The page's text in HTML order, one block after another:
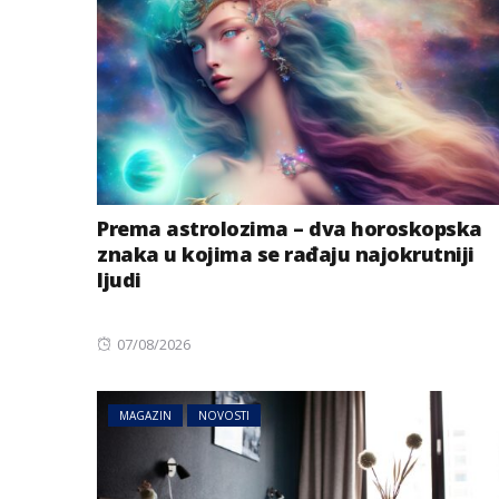
Prema astrolozima – dva horoskopska
znaka u kojima se rađaju najokrutniji
ljudi
Posted
07/08/2026
MAGAZIN NOVOSTI
AUSTRIJA NOVOSTI